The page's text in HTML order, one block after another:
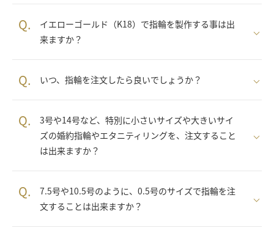
Q.
イエローゴールド（K18）で指輪を製作する事は出
来ますか？
Q. いつ、指輪を注文したら良いでしょうか？
Q.
3号や14号など、特別に小さいサイズや大きいサイ
ズの婚約指輪やエタニティリングを、注文すること
は出来ますか？
Q.
7.5号や10.5号のように、0.5号のサイズで指輪を注
文することは出来ますか？